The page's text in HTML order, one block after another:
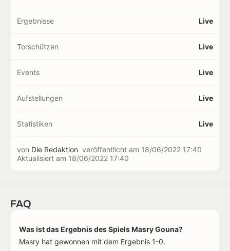
Ergebnisse Live
Torschützen Live
Events Live
Aufstellungen Live
Statistiken Live
von Die Redaktion veröffentlicht am 18/06/2022 17:40
Aktualisiert am 18/06/2022 17:40
FAQ
Was ist das Ergebnis des Spiels Masry Gouna?
Masry hat gewonnen mit dem Ergebnis 1-0.